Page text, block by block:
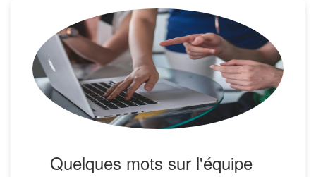
Quelques mots sur l'équipe